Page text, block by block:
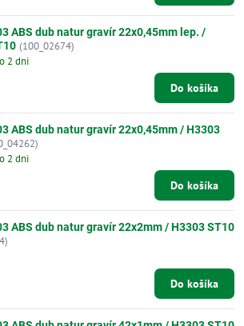
ABS dub natur gravír 22x0,45mm lep. /
(100_02674)
2 dni
Do košíka
ABS dub natur gravír 22x0,45mm / H3303
2 dni
Do košíka
ABS dub natur gravír 22x2mm / H3303 ST10
Do košíka